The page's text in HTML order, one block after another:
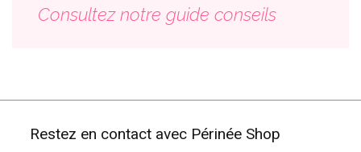
Consultez notre guide conseils
Restez en contact avec Périnée Shop